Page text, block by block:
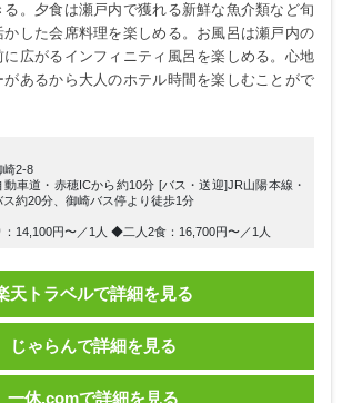
。夕食は瀬戸内で獲れる新鮮な魚介類など旬
した会席料理を楽しめる。お風呂は瀬戸内の
に広がるインフィニティ風呂を楽しめる。心地
があるから大人のホテル時間を楽しむことがで
崎2-8
車道・赤穂ICから約10分 [バス・送迎]JR山陽本線・
約20分、御崎バス停より徒歩1分
14,100円〜／1人 ◆二人2食：16,700円〜／1人
天トラベルで詳細を見る
じゃらんで詳細を見る
一休.comで詳細を見る